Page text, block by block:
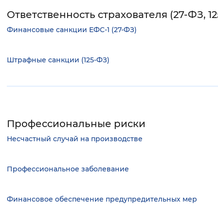
Ответственность страхователя (27-ФЗ,
Финансовые санкции ЕФС-1 (27-ФЗ)
Штрафные санкции (125-ФЗ)
Профессиональные риски
Несчастный случай на производстве
Профессиональное заболевание
Финансовое обеспечение предупредительных мер